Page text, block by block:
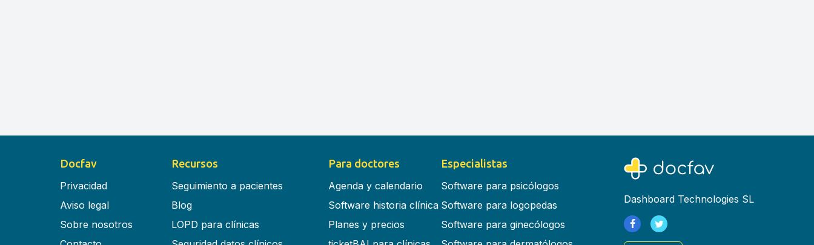
Docfav
Privacidad
Aviso legal
Sobre nosotros
Recursos
Seguimiento a pacientes
Blog
LOPD para clínicas
Para doctores
Agenda y calendario
Software historia clínica
Planes y precios
Especialistas
Software para psicólogos
Software para logopedas
Software para ginecólogos
Dashboard Technologies SL